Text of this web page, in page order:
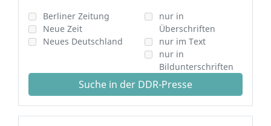
Berliner Zeitung
Neue Zeit
Neues Deutschland
nur in
Überschriften
nur im Text
nur in
Bildunterschriften
Suche in der DDR-Presse